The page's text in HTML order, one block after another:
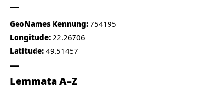
GeoNames Kennung: 754195
Longitude: 22.26706
Latitude: 49.51457
Lemmata A–Z